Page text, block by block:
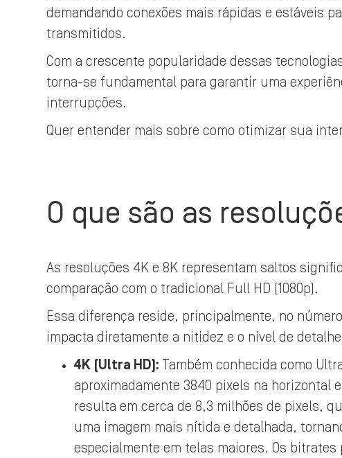
demandando conexões mais rápidas e estáveis
transmitidos.
Com a crescente popularidade dessas
torna-se fundamental para garantir uma
interrupções.
Quer entender mais sobre como otimizar sua
O que são as
As resoluções 4K e 8K representam saltos
comparação com o tradicional Full HD (1080p).
Essa diferença reside, principalmente, no
impacta diretamente a nitidez e o nível de
4K (Ultra HD):
Também conhecida como
aproximadamente 3840 pixels na horizontal
resulta em cerca de 8,3 milhões de pixels,
uma imagem mais nítida e detalhada,
especialmente em telas maiores. Os